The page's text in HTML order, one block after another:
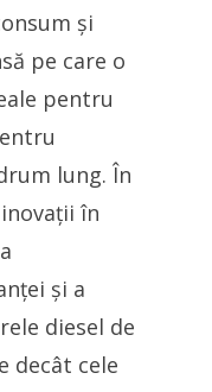
și
pe care o
pentru
lung. În
în
și a
diesel de
decât cele